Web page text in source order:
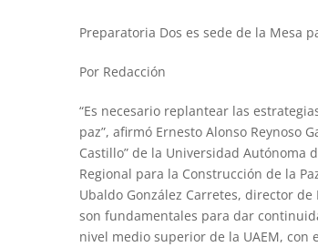
Preparatoria Dos es sede de la Mesa
Por Redacción
“Es necesario replantear las
paz”, afirmó Ernesto Alonso Reynoso
Castillo” de la Universidad Autónoma
Regional para la Construcción de la
Ubaldo González Carretes, director
son fundamentales para dar
nivel medio superior de la UAEM,